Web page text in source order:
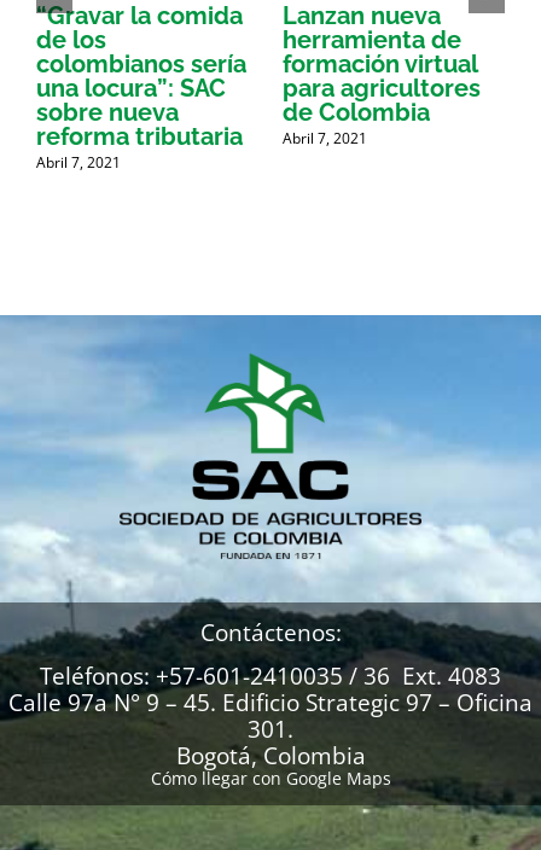
“Gravar la comida
de los
colombianos sería
una locura”: SAC
sobre nueva
reforma tributaria
Abril 7, 2021
Lanzan nueva
herramienta de
formación virtual
para agricultores
de Colombia
Abril 7, 2021
Contáctenos:
Teléfonos: +57-601-2410035 / 36 Ext. 4083
Calle 97a N° 9 – 45. Edificio Strategic 97 – Oficina
301.
Bogotá, Colombia
Cómo llegar con Google Maps